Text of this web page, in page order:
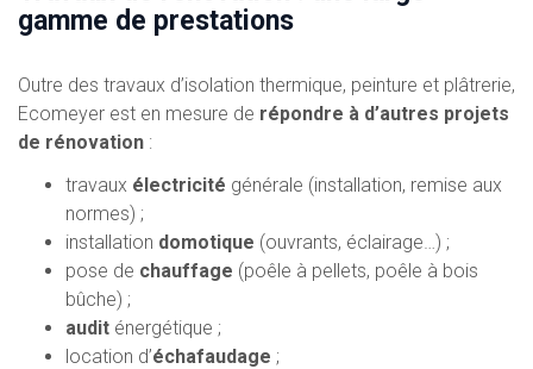
gamme de prestations
Outre des travaux d’isolation thermique, peinture et plâtrerie,
Ecomeyer est en mesure de répondre à d’autres projets
de rénovation :
travaux électricité générale (installation, remise aux
normes) ;
installation domotique (ouvrants, éclairage…) ;
pose de chauffage (poêle à pellets, poêle à bois
bûche) ;
audit énergétique ;
location d’échafaudage ;